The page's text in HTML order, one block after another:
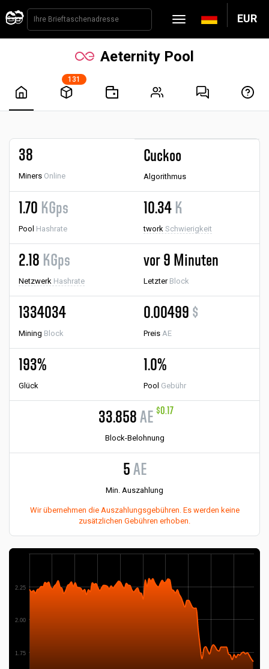
EUR
Aeternity Pool
131
38
Miners Online
Cuckoo
Algorithmus
1.70 KGps
Pool Hashrate
10.34 K
twork Schwierigkeit
2.18 KGps
Netzwerk Hashrate
vor 9 Minuten
Letzter Block
1334034
Mining Block
0.00499 $
Preis AE
193%
Glück
1.0%
Pool Gebühr
33.858 AE $0.17
Block-Belohnung
5 AE
Min. Auszahlung
Wir übernehmen die Auszahlungsgebühren. Es werden keine
zusätzlichen Gebühren erhoben.
1.75
2.00
2.25